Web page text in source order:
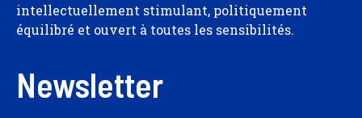
intellectuellement stimulant, politiquement
équilibré et ouvert à toutes les sensibilités.
Newsletter